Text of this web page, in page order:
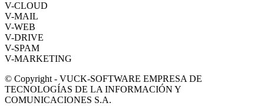
V-CLOUD
V-MAIL
V-WEB
V-DRIVE
V-SPAM
V-MARKETING
© Copyright - VUCK-SOFTWARE EMPRESA DE
TECNOLOGÍAS DE LA INFORMACIÓN Y
COMUNICACIONES S.A.